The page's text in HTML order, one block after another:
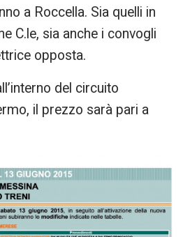
a Roccella. Sia quelli in
C.le, sia anche i convogli
opposta.
del circuito
il prezzo sarà pari a